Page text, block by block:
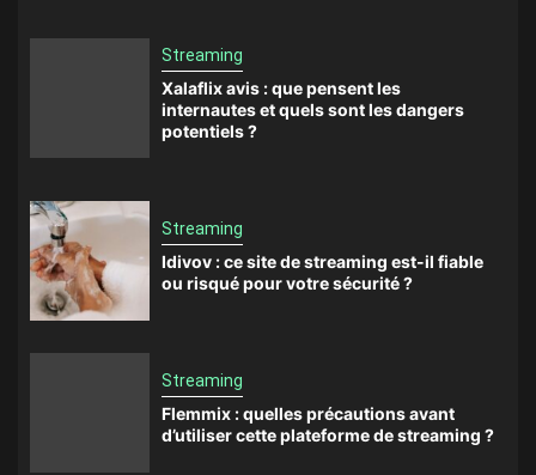
Streaming
Xalaflix avis : que pensent les
internautes et quels sont les dangers
potentiels ?
Streaming
Idivov : ce site de streaming est-il fiable
ou risqué pour votre sécurité ?
Streaming
Flemmix : quelles précautions avant
d’utiliser cette plateforme de streaming ?